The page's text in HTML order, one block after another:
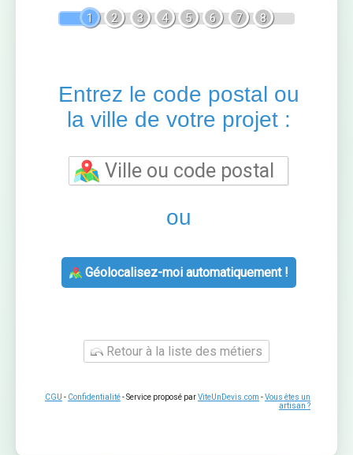
1 2 3 4 5 6 7 8
Entrez le code postal ou
la ville de votre projet :
ou
Géolocalisez-moi automatiquement !
Retour à la liste des métiers
CGU - Confidentialité- Service proposé parViteUnDevis.com -Vous êtes un
artisan ?